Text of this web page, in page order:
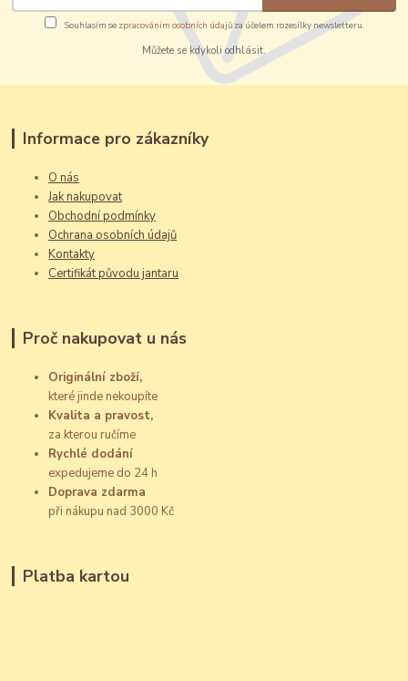
Souhlasím se zpracováním osobních údajůza účelem rozesílky newsletteru.
Můžete se kdykoli odhlásit.
Informace pro zákazníky
O nás
Jak nakupovat
Obchodní podmínky
Ochrana osobních údajů
Kontakty
Certifikát původu jantaru
Proč nakupovat u nás
Originální zboží,
které jinde nekoupíte
Kvalita a pravost,
za kterou ručíme
Rychlé dodání
expedujeme do 24 h
Doprava zdarma
při nákupu nad 3000 Kč
Platba kartou